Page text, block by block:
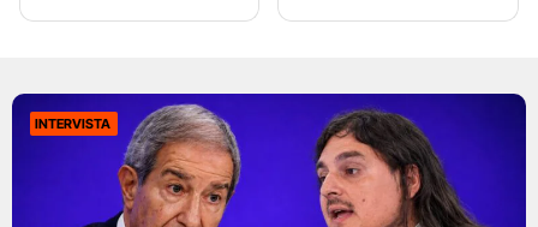
INTERVISTA